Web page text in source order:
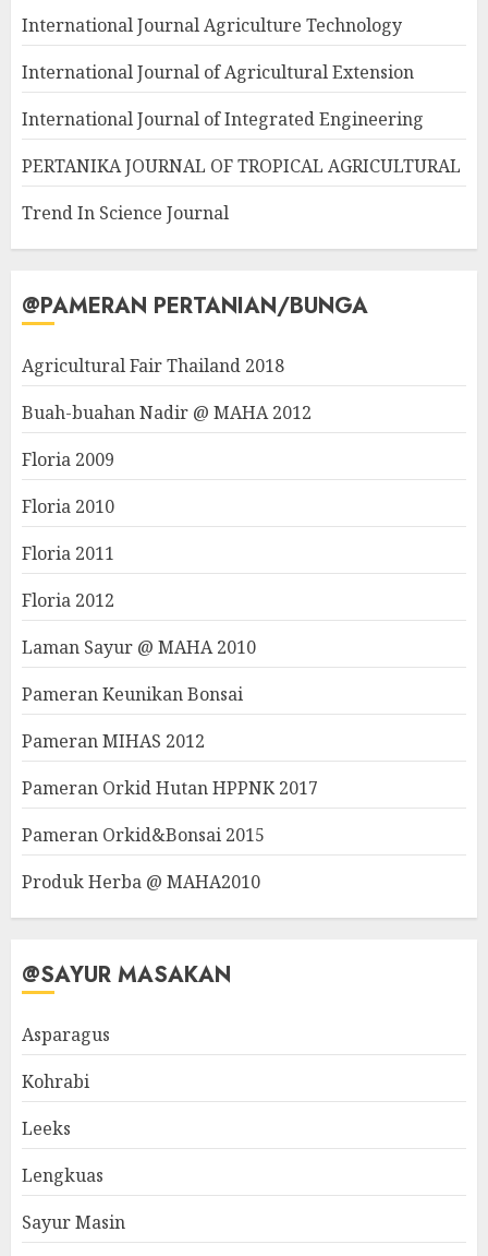
International Journal Agriculture Technology
International Journal of Agricultural Extension
International Journal of Integrated Engineering
PERTANIKA JOURNAL OF TROPICAL AGRICULTURAL
Trend In Science Journal
@PAMERAN PERTANIAN/BUNGA
Agricultural Fair Thailand 2018
Buah-buahan Nadir @ MAHA 2012
Floria 2009
Floria 2010
Floria 2011
Floria 2012
Laman Sayur @ MAHA 2010
Pameran Keunikan Bonsai
Pameran MIHAS 2012
Pameran Orkid Hutan HPPNK 2017
Pameran Orkid&Bonsai 2015
Produk Herba @ MAHA2010
@SAYUR MASAKAN
Asparagus
Kohrabi
Leeks
Lengkuas
Sayur Masin